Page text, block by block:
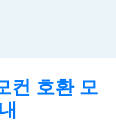
컨 호환 모